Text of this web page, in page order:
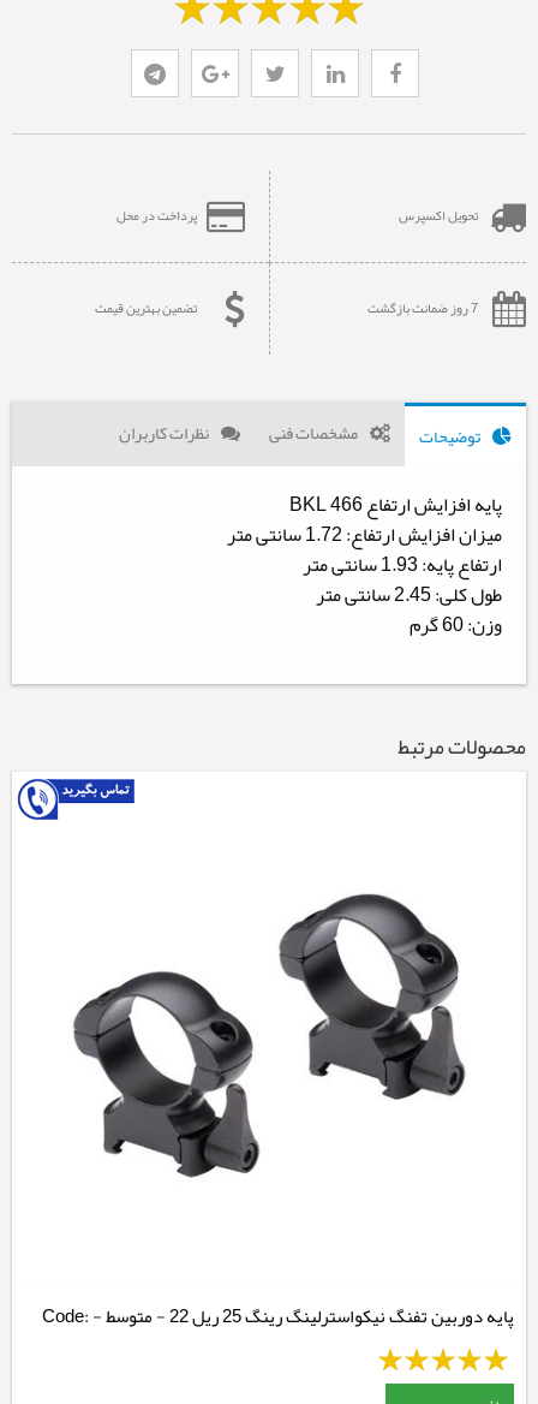
تحویل اکسپرس پرداخت در محل
7 روز ضمانت بازگشت تضمین بهترین قیمت
توضیحات مشخصات فنی نظرات کاربران
پایه افزایش ارتفاع BKL 466
میزان افزایش ارتفاع: 1.72 سانتی متر
ارتفاع پایه: 1.93 سانتی متر
طول کلی: 2.45 سانتی متر
وزن: 60 گرم
محصولات مرتبط
پایه دوربین تفنگ نیکواسترلینگ رینگ 25 ریل 22 - متوسط - Code:
NSMQR1WM